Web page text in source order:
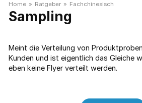
Home » Ratgeber » Fachchinesisch
Sampling
Meint die Verteilung von
Kunden und ist eigentlich das Gleiche
eben keine Flyer verteilt werden.